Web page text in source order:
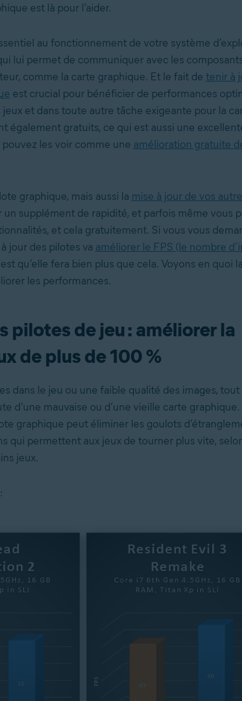
est là pour l’aider.
au fonctionnement de votre système
lui permet de communiquer avec les
comme la carte graphique. Et le fait de tenir à
est crucial pour bénéficier de performances
et dans toute autre tâche exigeante pour la
également gratuits, ce qui est aussi une
les voir comme une amélioration gratuite
graphique, mais aussi la mise à jour de vos
un supplément de rapidité, et parfois même vous
et cela gratuitement. Si vous vous
jour des pilotes va améliorer le FPS (le nombre
qu’elle fera bien plus que cela. Voyons en quoi
les performances.
pilotes de jeu : améliorer la
de plus de 100 %
dans le jeu ou une faible qualité des images, tout
d’une mauvaise ou d’une vieille carte graphique.
graphique peut éliminer les goulots
qui permettent aux jeux de tourner plus vite,
jeux.